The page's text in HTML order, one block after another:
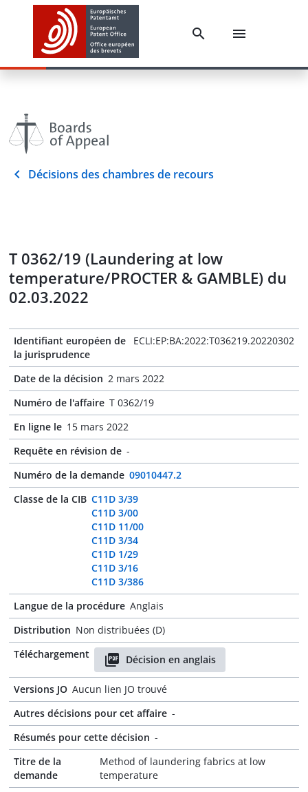
Décisions des chambres de recours
T 0362/19 (Laundering at low
temperature/PROCTER & GAMBLE) du
02.03.2022
Identifiant européen de
la jurisprudence
ECLI:EP:BA:2022:T036219.20220302
Date de la décision 2 mars 2022
Numéro de l'affaire T 0362/19
En ligne le 15 mars 2022
Requête en révision de -
Numéro de la demande 09010447.2
Classe de la CIB C11D 3/39
C11D 3/00
C11D 11/00
C11D 3/34
C11D 1/29
C11D 3/16
C11D 3/386
Langue de la procédure Anglais
Distribution Non distribuées (D)
Téléchargement
Décision en anglais
Versions JO Aucun lien JO trouvé
Autres décisions pour cet affaire -
Résumés pour cette décision -
Titre de la
demande
Method of laundering fabrics at low
temperature